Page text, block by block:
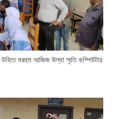
উবিতে মরহুম আজিজ উল্যা স্মৃতি কম্পিউটার